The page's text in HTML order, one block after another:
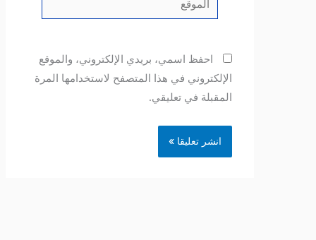
احفظ اسمي، بريدي الإلكتروني، والموقع
الإلكتروني في هذا المتصفح لاستخدامها المرة
المقبلة في تعليقي.